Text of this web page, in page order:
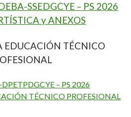
SSEDGCYE – PS 2026
y ANEXOS
EDUCACIÓN TÉCNICO
– PS 2026
TÉCNICO PROFESIONAL